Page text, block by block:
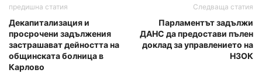
предишна статия
Декапитализация и
просрочени задължения
застрашават дейността на
общинската болница в
Карлово
Следваща статия
Парламентът задължи
ДАНС да предостави пълен
доклад за управлението на
НЗОК